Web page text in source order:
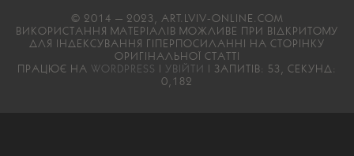
© 2014 — 2023, ART.LVIV-ONLINE.COM
ВИКОРИСТАННЯ МАТЕРІАЛІВ МОЖЛИВЕ ПРИ ВІДКРИТОМУ
ДЛЯ ІНДЕКСУВАННЯ ГІПЕРПОСИЛАННІ НА СТОРІНКУ
ОРИГІНАЛЬНОЇ СТАТТІ
ПРАЦЮЄ НА WORDPRESS | УВІЙТИ | ЗАПИТІВ: 53, СЕКУНД:
0,182